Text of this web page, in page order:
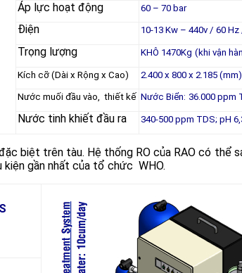
Áp lực hoạt động 60 – 70 bar
Điện 10-13 Kw – 440v / 60
Trọng lượng KHÔ 1470Kg (khi vận
Kích cỡ (Dài x Rộng x Cao) 2.400 x 800 x 2.185 (mm)
Nước muối đầu vào, thiết kế Nước Biển: 36.000 ppm
Nước tinh khiết đầu ra 340-500 ppm TDS; pH
biệt trên tàu. Hệ thống RO của RAO có
kiện gần nhất của tổ chức WHO.